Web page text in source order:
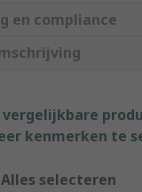
en compliance
vergelijkbare
kenmerken te
Alles selecteren